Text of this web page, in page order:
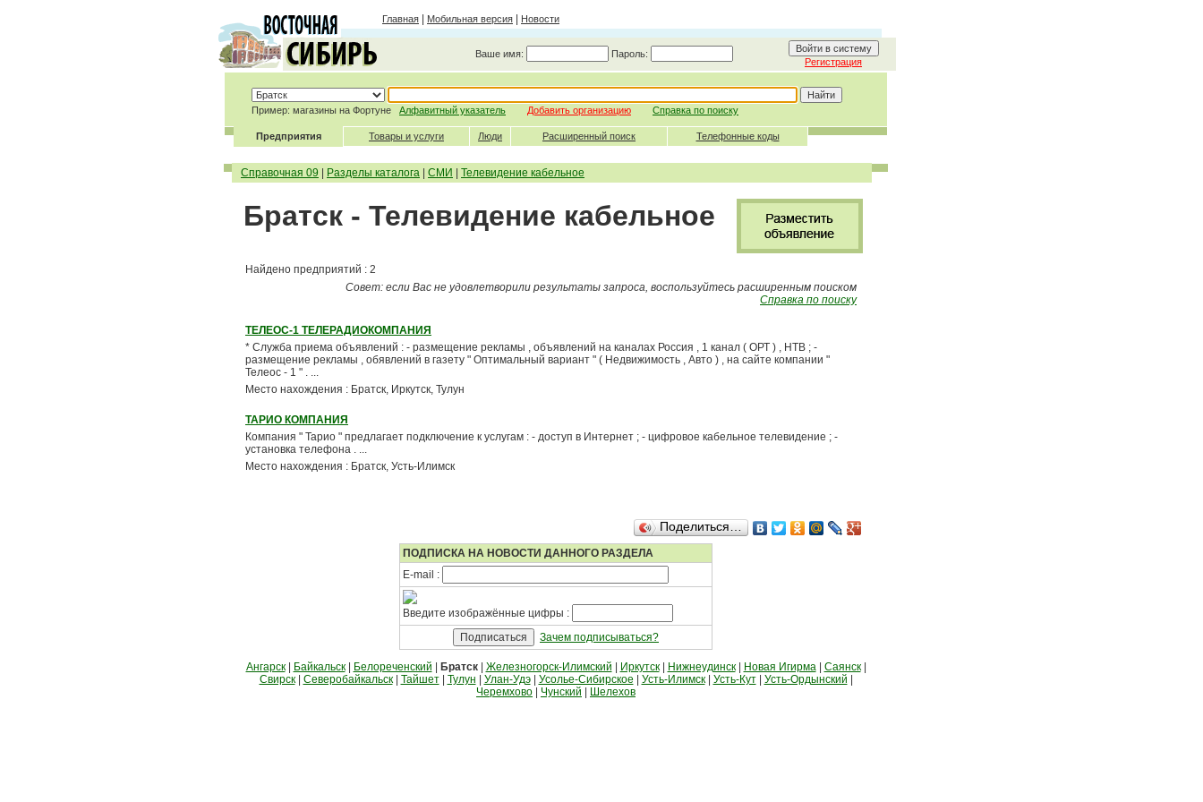
Главная Мобильная версия Новости
Ваше имя: Пароль:
Регистрация
Пример: магазины на Фортуне Алфавитный указатель Добавить организацию Справка по поиску
Предприятия Товары и услуги Люди Расширенный поиск Телефонные коды
Справочная 09 Разделы каталога СМИ Телевидение кабельное
Братск - Телевидение кабельное
Найдено предприятий : 2
Совет: если Вас не удовлетворили результаты запроса, воспользуйтесь расширенным поиском
Справка по поиску
ТЕЛЕОС-1 ТЕЛЕРАДИОКОМПАНИЯ
* Служба приема объявлений : - размещение рекламы , объявлений на каналах Россия , 1 канал ( ОРТ ) , НТВ ; -
размещение рекламы , обявлений в газету " Оптимальный вариант " ( Недвижимость , Авто ) , на сайте компании "
Телеос - 1 " . ...
Место нахождения : Братск, Иркутск, Тулун
ТАРИО КОМПАНИЯ
Компания " Тарио " предлагает подключение к услугам : - доступ в Интернет ; - цифровое кабельное телевидение ; -
установка телефона . ...
Место нахождения : Братск, Усть-Илимск
Поделиться…
ПОДПИСКА НА НОВОСТИ ДАННОГО РАЗДЕЛА
E-mail :
Введите изображённые цифры :
Зачем подписываться?
Ангарск| Байкальск| Белореченский Братск| Железногорск-Илимский Иркутск| Нижнеудинск| Новая Игирма| Саянск|
Свирск| Северобайкальск| Тайшет| Тулун Улан-Удэ| Усолье-Сибирское Усть-Илимск| Усть-Кут| Усть-Ордынский
Черемхово
Чунский Шелехов